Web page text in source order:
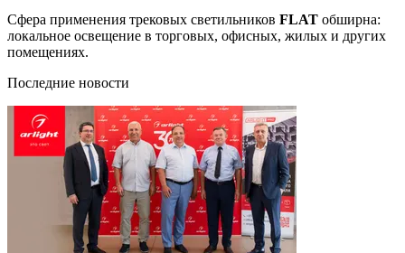
Сфера применения трековых светильников FLAT обширна:
локальное освещение в торговых, офисных, жилых и других
помещениях.
Последние новости